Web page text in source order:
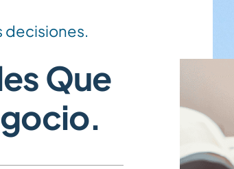
decisiones.
Que